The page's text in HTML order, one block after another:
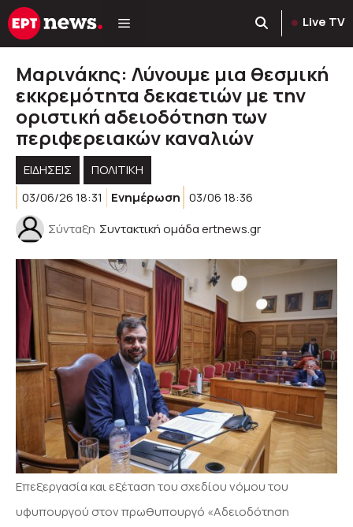
Μετάβαση
σε
Live TV
Μαρινάκης: Λύνουμε μια θεσμική
εκκρεμότητα δεκαετιών με την
οριστική αδειοδότηση των
περιφερειακών καναλιών
ΕΙΔΗΣΕΙΣ
ΠΟΛΙΤΙΚΉ
03/06/26 18:31
Ενημέρωση 03/06 18:36
Σύνταξη Συντακτική ομάδα ertnews.gr
Επεξεργασία και εξέταση του σχεδίου νόμου του
υφυπουργού στον πρωθυπουργό «Αδειοδότηση